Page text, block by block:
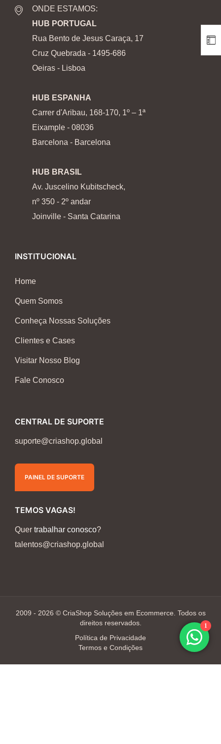
ONDE ESTAMOS:
HUB PORTUGAL
Rua Bento de Jesus Caraça, 17
Cruz Quebrada - 1495-686
Oeiras - Lisboa
HUB ESPANHA
Carrer d'Aribau, 168-170, 1º – 1ª
Eixample - 08036
Barcelona - Barcelona
HUB BRASIL
Av. Juscelino Kubitscheck,
nº 350 - 2º andar
Joinville - Santa Catarina
INSTITUCIONAL
Home
Quem Somos
Conheça Nossas Soluções
Clientes e Cases
Visitar Nosso Blog
Fale Conosco
CENTRAL DE SUPORTE
suporte@criashop.global
PAINEL DE SUPORTE
TEMOS VAGAS!
Quer trabalhar conosco?
talentos@criashop.global
2009 - 2026 © CriaShop Soluções em Ecommerce. Todos os
direitos reservados.
Política de Privacidade
Termos e Condições
1